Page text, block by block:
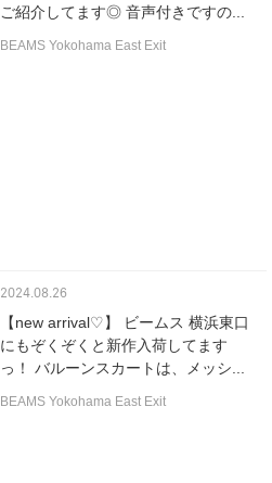
ご紹介してます◎ 音声付きですの...
BEAMS Yokohama East Exit
2024.08.26
【new arrival♡】 ビームス 横浜東口
にもぞくぞくと新作入荷してます
っ！ バルーンスカートは、メッシ...
BEAMS Yokohama East Exit